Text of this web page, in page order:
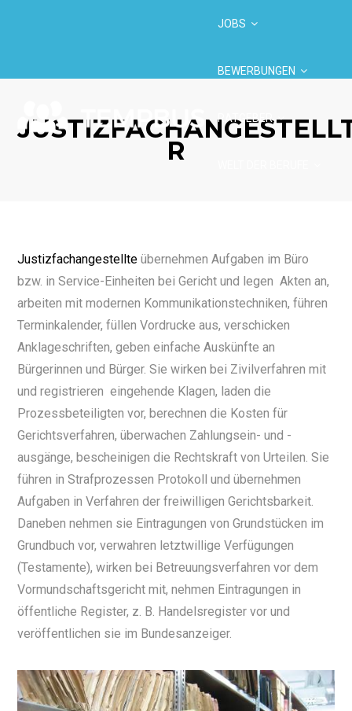
JOBS
BEWERBUNGEN
RATGEBER
R
Justizfachangestellte übernehmen Aufgaben im Büro
bzw. in Service-Einheiten bei Gericht und legen Akten an,
arbeiten mit modernen Kommunikationstechniken, führen
Terminkalender, füllen Vordrucke aus, verschicken
Anklageschriften, geben einfache Auskünfte an
Bürgerinnen und Bürger. Sie wirken bei Zivilverfahren mit
und registrieren eingehende Klagen, laden die
Prozessbeteiligten vor, berechnen die Kosten für
Gerichtsverfahren, überwachen Zahlungsein- und -
ausgänge, bescheinigen die Rechtskraft von Urteilen. Sie
führen in Strafprozessen Protokoll und übernehmen
Aufgaben in Verfahren der freiwilligen Gerichtsbarkeit.
Daneben nehmen sie Eintragungen von Grundstücken im
Grundbuch vor, verwahren letztwillige Verfügungen
(Testamente), wirken bei Betreuungsverfahren vor dem
Vormundschaftsgericht mit, nehmen Eintragungen in
öffentliche Register, z. B. Handelsregister vor und
veröffentlichen sie im Bundesanzeiger.